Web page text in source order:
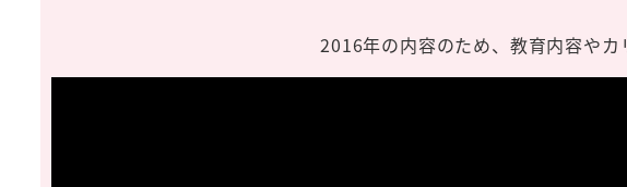
2016年の内容のため、教育内容やカ